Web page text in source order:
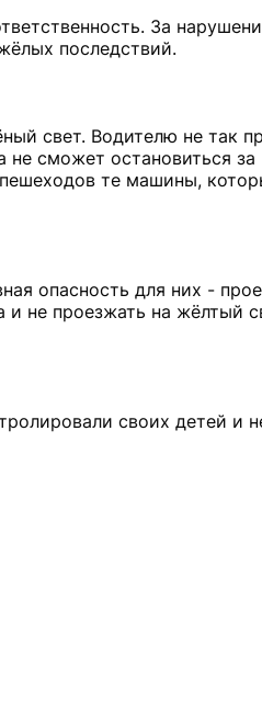
За
последствий.
свет. Водителю не так
не сможет остановиться за
пешеходов те машины,
опасность для них -
и не проезжать на жёлтый
своих детей и